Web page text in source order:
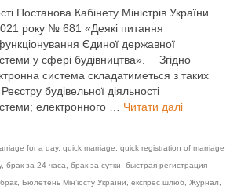
Постанова Кабінету Міністрів України
року № 681 «Деякі питання
Єдиної державної
у сфері будівництва». ⠀ Згідно
система складатиметься з таких
будівельної діяльності
електронного … Читати далі
for a day, quick marriage
quick registration of marriage
, брак за 24 часа брак за сутки
быстрая регистрация
Бюлетень Мін’юсту України експрес шлюб Журнал